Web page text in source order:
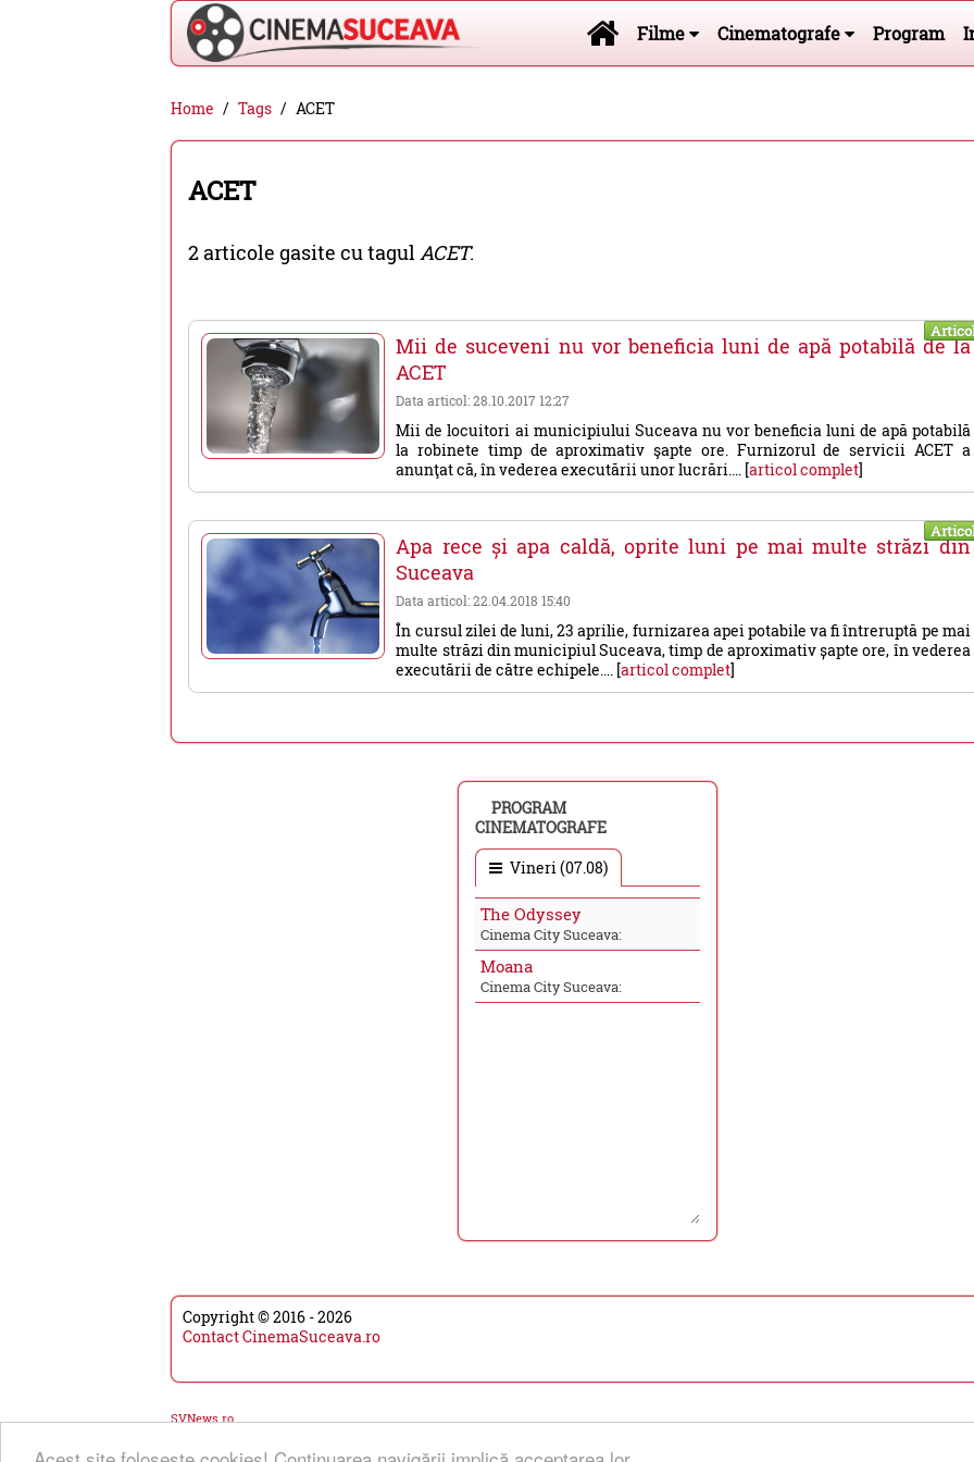
Cinema
Suceava
filme
cinema,
evenimente
Suceava
Filme Cinematografe Program
Home Tags ACET
ACET
2 articole gasite cu tagulACET.
Mii de suceveni nu vor beneficia luni de apă potabilă de la
ACET
Data articol: 28.10.2017 12:27
Mii de locuitori ai municipiului Suceava nu vor beneficia luni de apă potabilă
la robinete timp de aproximativ şapte ore. Furnizorul de servicii ACET a
anunţat că, în vederea executării unor lucrări.... [articol complet]
Apa rece și apa caldă, oprite luni pe mai multe străzi din
Suceava
Data articol: 22.04.2018 15:40
În cursul zilei de luni, 23 aprilie, furnizarea apei potabile va fi întreruptă pe mai
multe străzi din municipiul Suceava, timp de aproximativ șapte ore, în vederea
executării de către echipele.... [articol complet]
PROGRAM
CINEMATOGRAFE
Vineri (07.08)
The Odyssey
Cinema City Suceava:
Moana
Cinema City Suceava:
Copyright © 2016 - 2026
Contact CinemaSuceava.ro
SVNews.ro